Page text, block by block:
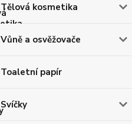
Tělová kosmetika
Vůně a osvěžovače
Toaletní papír
Svíčky